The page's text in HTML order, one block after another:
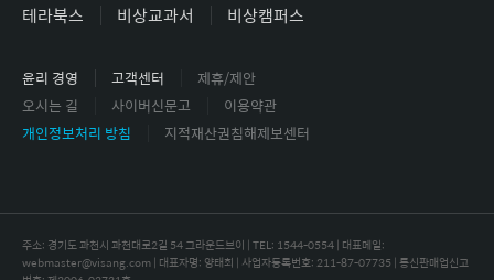
테라북스 비상교과서 비상캠퍼스
윤리 경영 고객센터
제휴/제안
오시는 길
사이버신문고
이용약관
개인정보처리 방침
지적재산권침해제보센터
주소: 경기도 과천시 과천대로2길 54 그라운드브이 | TEL: 1544-0554 | 대표메일:
webmaster@visang.com | 대표자명: 양태회 | 사업자등록번호: 211-87-07735 | 통신판매업신고